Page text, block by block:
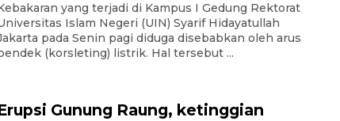
yang terjadi di Kampus I Gedung Rektorat
Islam Negeri (UIN) Syarif Hidayatullah
pada Senin pagi diduga disebabkan oleh arus
(korsleting) listrik. Hal tersebut ...
Gunung Raung, ketinggian